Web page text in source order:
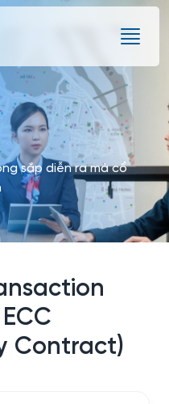
sắp diễn ra mà cổ
Contract)